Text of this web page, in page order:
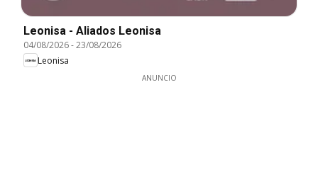
Leonisa - Aliados Leonisa
04/08/2026-23/08/2026
Leonisa
ANUNCIO